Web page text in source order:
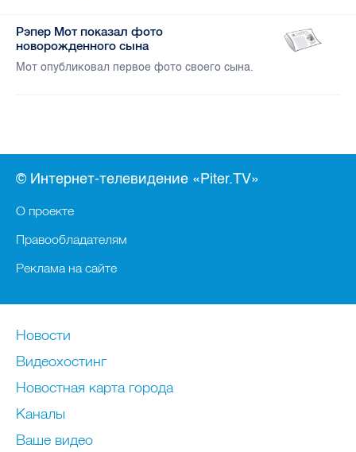
Рэпер Мот показал фото
новорожденного сына
Мот опубликовал первое фото своего сына.
© Интернет-телевидение «Piter.TV»
О проекте
Правообладателям
Реклама на сайте
Новости
Видеохостинг
Новостная карта города
Каналы
Ваше видео